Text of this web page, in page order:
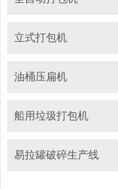
立式打包机
油桶压扁机
船用垃圾打包机
易拉罐破碎生产线